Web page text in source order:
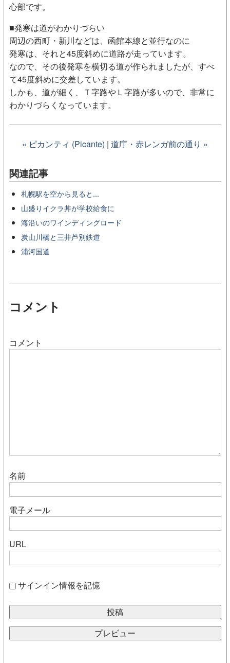
心部です。
■発寒は道がわかりづらい
周辺の西町・新川などは、函館本線と並行なのに
発寒は、それと45度斜めに道路が走っています。
なので、その後発寒を横切る道が作られましたが、すべ
て45度斜めに交差しています。
しかも、道が細く、Ｔ字路やＬ字路が多いので、非常に
わかりづらくなっています。
« ピカンティ (Picante) | 道庁・赤レンガ前の通り »
関連記事
札幌駅を空から見ると...
山盛りイクラ丼が学校給食に
海沿いのワインディングロード
炭山川橋と三井芦別鉄道
浦河国道
コメント
コメント
名前
電子メール
URL
サインイン情報を記憶